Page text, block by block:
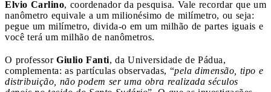
Elvio Carlino, coordenador da pesquisa. Vale recordar que um
nanômetro equivale a um milionésimo de milímetro, ou seja:
pegue um milímetro, divida-o em um milhão de partes iguais e
você terá um milhão de nanômetros.
O professor Giulio Fanti, da Universidade de Pádua,
complementa: as partículas observadas, “pela dimensão, tipo e
distribuição, não podem ser uma obra realizada séculos